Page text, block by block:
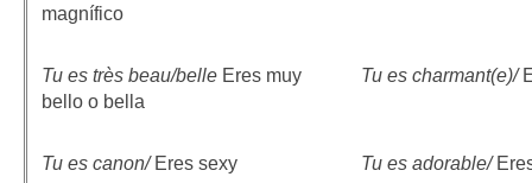
magnífico
Tu es très beau/belle Eres muy
bello o bella
Tu es charmant(e)/
Tu es canon/ Eres sexy Tu es adorable/